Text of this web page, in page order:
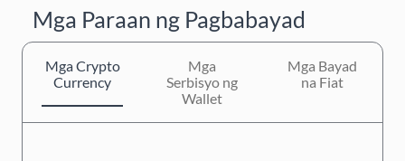
Mga Paraan ng Pagbabayad
Mga Crypto
Currency
Mga
Serbisyo ng
Wallet
Mga Bayad
na Fiat